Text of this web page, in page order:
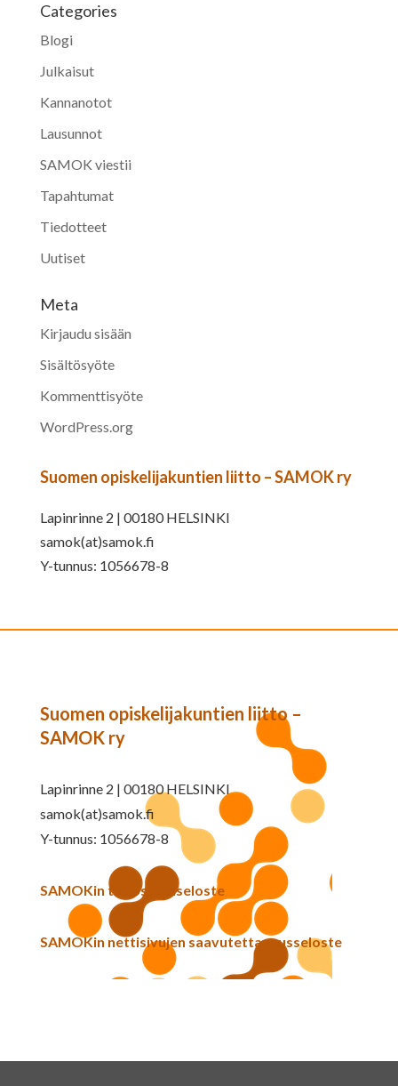
Categories
Blogi
Julkaisut
Kannanotot
Lausunnot
SAMOK viestii
Tapahtumat
Tiedotteet
Uutiset
Meta
Kirjaudu sisään
Sisältösyöte
Kommenttisyöte
WordPress.org
Suomen opiskelijakuntien liitto – SAMOK ry
Lapinrinne 2 | 00180 HELSINKI
samok(at)samok.fi
Y-tunnus: 1056678-8
Suomen opiskelijakuntien liitto –
SAMOK ry
Lapinrinne 2 | 00180 HELSINKI
samok(at)samok.fi
Y-tunnus: 1056678-8
SAMOKin tietosuojaseloste
SAMOKin nettisivujen saavutettavuusseloste